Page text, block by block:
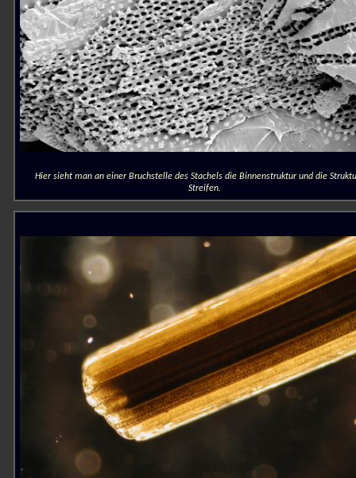
Hier sieht man an einer Bruchstelle des Stachels die Binnenstruktur und die
Streifen.